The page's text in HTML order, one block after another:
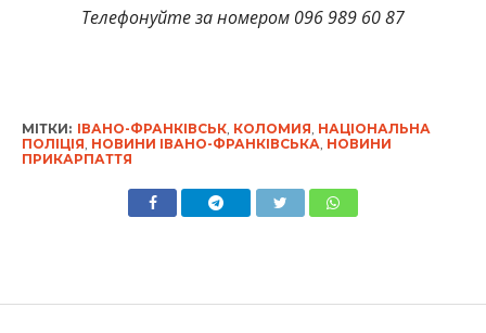
Телефонуйте за номером 096 989 60 87
МІТКИ: ІВАНО-ФРАНКІВСЬК, КОЛОМИЯ НАЦІОНАЛЬНА
ПОЛІЦІЯ НОВИНИ ІВАНО-ФРАНКІВСЬКА НОВИНИ
ПРИКАРПАТТЯ